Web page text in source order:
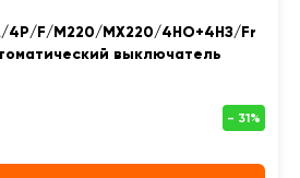
F/M220/MX220/4НО+4НЗ/Fr
выключатель